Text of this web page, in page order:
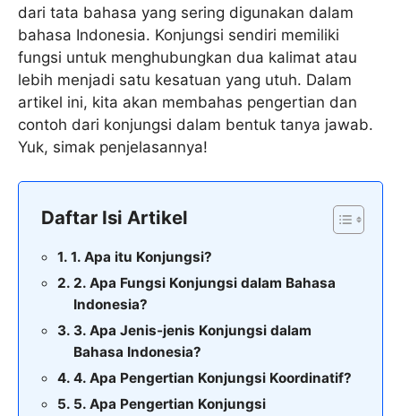
dari tata bahasa yang sering digunakan dalam
bahasa Indonesia. Konjungsi sendiri memiliki
fungsi untuk menghubungkan dua kalimat atau
lebih menjadi satu kesatuan yang utuh. Dalam
artikel ini, kita akan membahas pengertian dan
contoh dari konjungsi dalam bentuk tanya jawab.
Yuk, simak penjelasannya!
Daftar Isi Artikel
1. Apa itu Konjungsi?
2. Apa Fungsi Konjungsi dalam Bahasa
Indonesia?
3. Apa Jenis-jenis Konjungsi dalam
Bahasa Indonesia?
4. Apa Pengertian Konjungsi Koordinatif?
5. Apa Pengertian Konjungsi